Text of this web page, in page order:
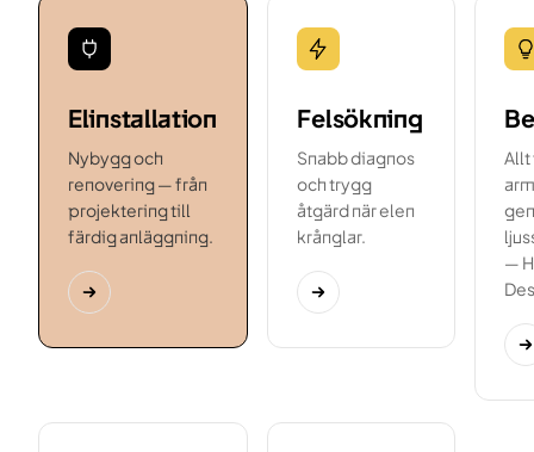
Elinstallation
Nybygg och
renovering — från
projektering till
färdig anläggning.
Felsökning
Snabb diagnos
och trygg
åtgärd när elen
krånglar.
Allt
—